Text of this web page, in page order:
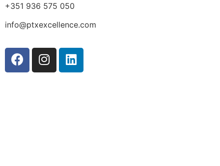
+351 936 575 050
info@ptxexcellence.com